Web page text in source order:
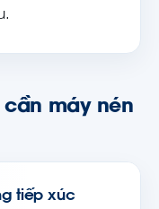
máy nén
tiếp xúc